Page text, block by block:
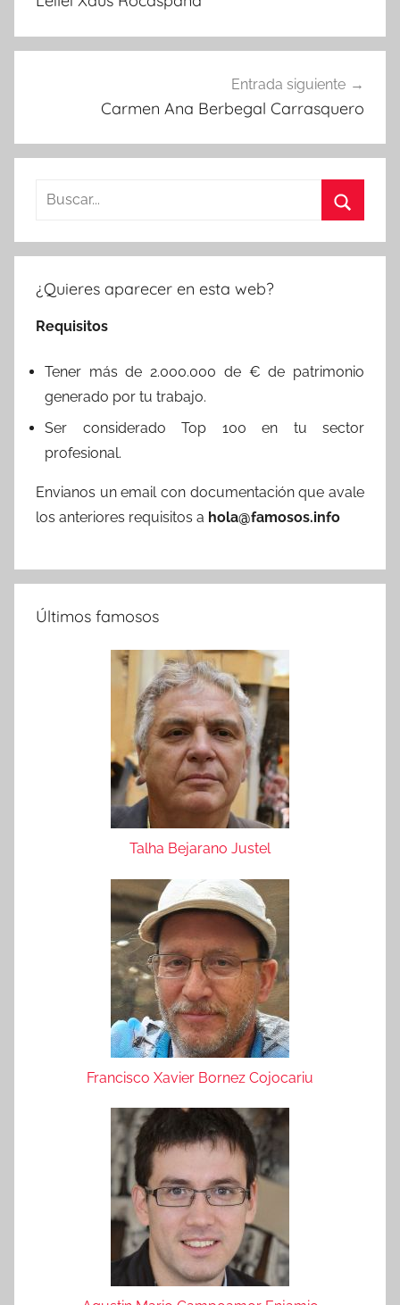
Entrada siguiente
Carmen Ana Berbegal Carrasquero
Buscar:
¿Quieres aparecer en esta web?
Requisitos
Tener más de 2.000.000 de € de patrimonio
generado por tu trabajo.
Ser considerado Top 100 en tu sector
profesional.
Envianos un email con documentación que avale
los anteriores requisitos a hola@famosos.info
Últimos famosos
Talha Bejarano Justel
Francisco Xavier Bornez Cojocariu